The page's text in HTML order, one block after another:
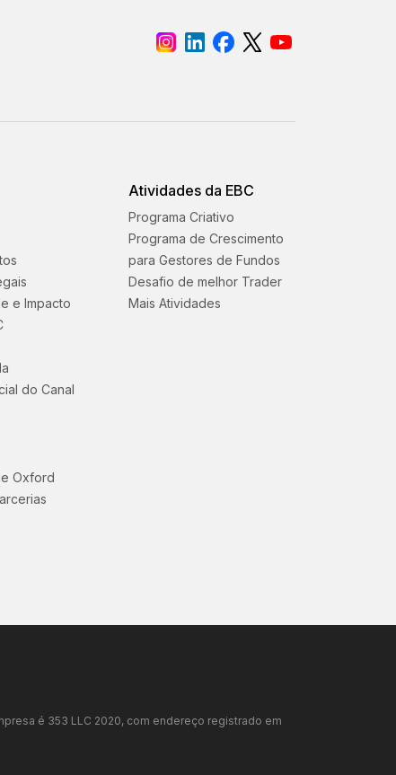
e Impacto
do Canal
Oxford
Atividades da EBC
Programa Criativo
Programa de Crescimento
para Gestores de Fundos
Desafio de melhor Trader
Mais Atividades
é 353 LLC 2020, com endereço registrado em